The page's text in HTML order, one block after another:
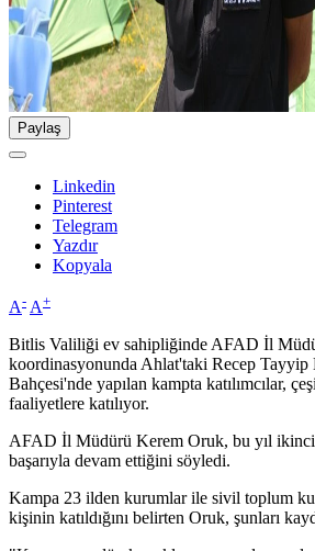
Paylaş
Linkedin
Pinterest
Telegram
Yazdır
Kopyala
A- A+
Bitlis Valiliği ev sahipliğinde AFAD İl
koordinasyonunda Ahlat'taki Recep
Bahçesi'nde yapılan kampta katılımcılar,
faaliyetlere katılıyor.
AFAD İl Müdürü Kerem Oruk, bu yıl
başarıyla devam ettiğini söyledi.
Kampa 23 ilden kurumlar ile sivil toplum
kişinin katıldığını belirten Oruk, şunları